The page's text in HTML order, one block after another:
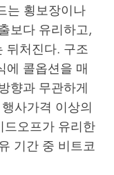
는 횡보장이나
보다 유리하고,
뒤처진다. 구조
에 콜옵션을 매
향과 무관하게
사가격 이상의
오프가 유리한
기간 중 비트코